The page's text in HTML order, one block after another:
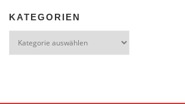
KATEGORIEN